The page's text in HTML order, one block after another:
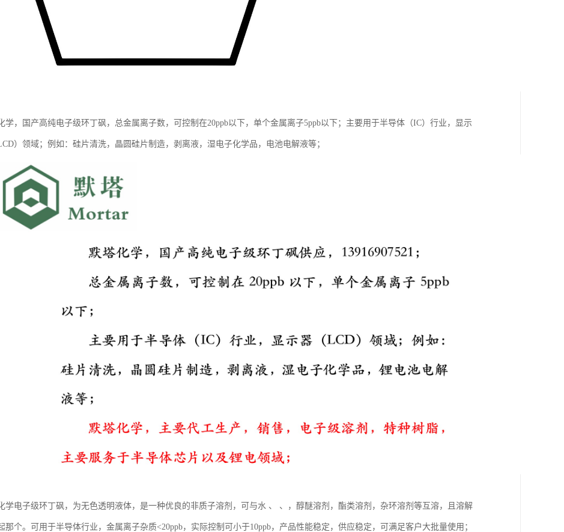
学，国产高纯电子级环丁砜，总金属离子数，可控制在20ppb以下，单个金属离子5ppb以下；主要用于半导体（IC）行业，显示
）领域；例如：硅片清洗，晶圆硅片制造，剥离液，湿电子化学品，电池电解液等；
学电子级环丁砜，为无色透明液体，是一种优良的非质子溶剂，可与水 、 、，醇醚溶剂，酯类溶剂，杂环溶剂等互溶，且溶解
那个。可用于半导体行业，金属离子杂质<20ppb，实际控制可小于10ppb，产品性能稳定，供应稳定，可满足客户大批量使用；